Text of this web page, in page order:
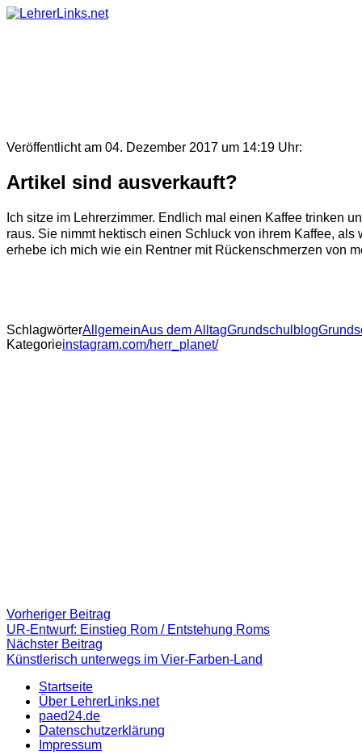
Skip
Veröffentlicht am 04. Dezember 2017 um 14:19 Uhr:
Artikel sind ausverkauft?
Ich sitze im Lehrerzimmer. Endlich mal einen Kaffee trinken
raus. Sie nimmt hektisch einen Schluck von ihrem Kaffee,
erhebe ich mich wie ein Rentner mit Rückenschmerzen von
SchlagwörterAllgemeinAus dem AlltagGrundschulblog
Kategorieinstagram.com/herr_planet/
Beitragsnavigation
Vorheriger Beitrag
Beitrag:
UR-Entwurf: Einstieg Rom / Entstehung Roms
Nächster Beitrag
Beitrag
Künstlerisch unterwegs im Vier-Farben-Land
Startseite
Über LehrerLinks.net
paed24.de
Datenschutzerklärung
Impressum